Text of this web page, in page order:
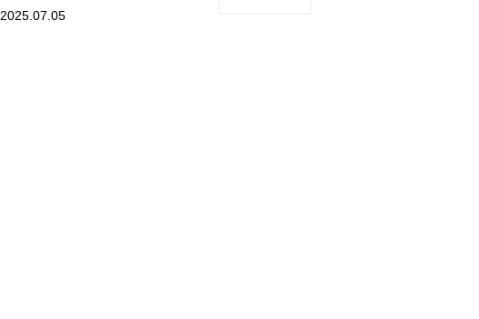
2025.07.05